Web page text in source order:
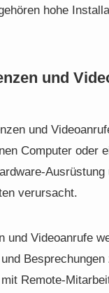
hohe
und
und
Computer oder
verursacht.
und Videoanrufe
Remote-